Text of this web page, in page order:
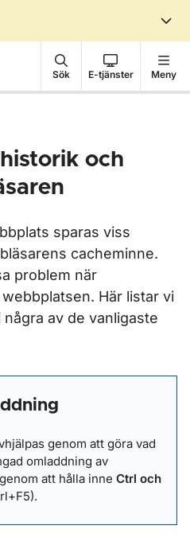
Sök E-tjänster Meny
och
sparas viss
cacheminne.
problem när
Här listar vi
av de vanligaste
genom att göra vad
omladdning av
att hålla inne Ctrl och